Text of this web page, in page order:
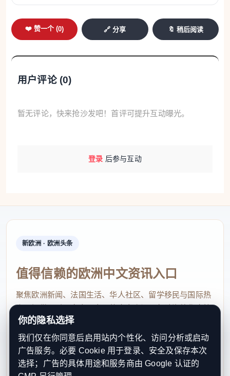
❤️ 赞一个 (0) 🔗 分享 🔖 稍后阅读
用户评论 (0)
暂无评论，快来抢沙发吧！首评可提升互动曝光。
登录 后参与互动
新欧洲 · 欧洲头条
值得信赖的欧洲中文资讯入口
聚焦欧洲新闻、法国生活、华人社区、留学移民与国际热
点，提供及时、真实、实用的中文资讯，帮助海外华人快
速了解欧洲动态。
contact@xinouzhou.com
服务支持、版权与合作：工作日优先处理站务、投稿与权
利通知
你的隐私选择
我们仅在你同意后启用站内个性化、访问分析或启动
广告服务。必要 Cookie 用于登录、安全及保存本次
选择；广告的具体用途和服务商由 Google 认证的